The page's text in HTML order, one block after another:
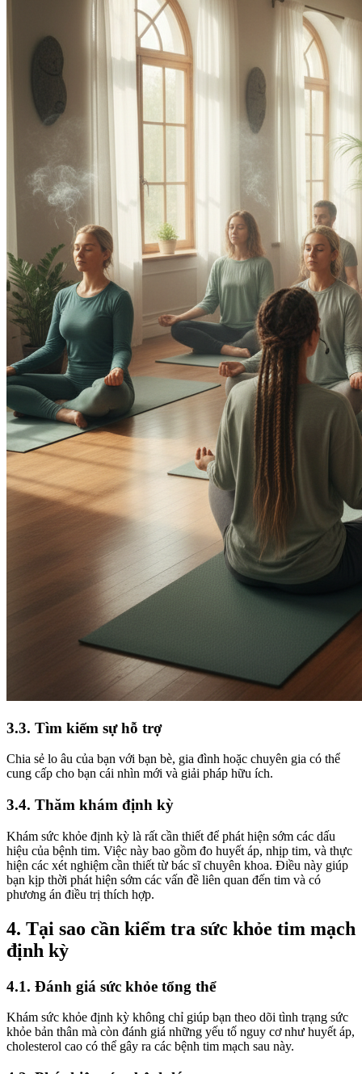
3.3. Tìm kiếm sự hỗ trợ
Chia sẻ lo âu của bạn với bạn bè, gia đình hoặc chuyên gia có thể
cung cấp cho bạn cái nhìn mới và giải pháp hữu ích.
3.4. Thăm khám định kỳ
Khám sức khỏe định kỳ là rất cần thiết để phát hiện sớm các dấu
hiệu của bệnh tim. Việc này bao gồm đo huyết áp, nhịp tim, và thực
hiện các xét nghiệm cần thiết từ bác sĩ chuyên khoa. Điều này giúp
bạn kịp thời phát hiện sớm các vấn đề liên quan đến tim và có
phương án điều trị thích hợp.
4. Tại sao cần kiểm tra sức khỏe tim mạch
định kỳ
4.1. Đánh giá sức khỏe tổng thể
Khám sức khỏe định kỳ không chỉ giúp bạn theo dõi tình trạng sức
khỏe bản thân mà còn đánh giá những yếu tố nguy cơ như huyết áp,
cholesterol cao có thể gây ra các bệnh tim mạch sau này.